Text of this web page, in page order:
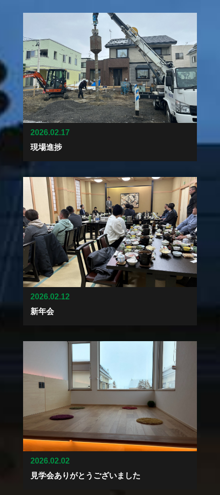
2026.02.17
現場進捗
2026.02.12
新年会
2026.02.02
見学会ありがとうございました